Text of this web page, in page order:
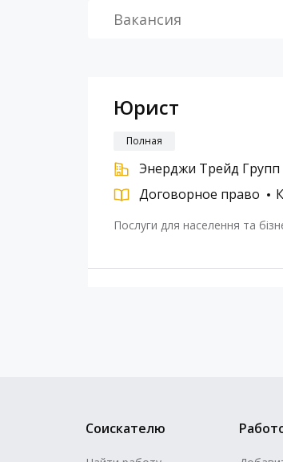
Юрист
Полная
Энерджи Трейд Групп
Договорное право
Послуги для населення та
Соискателю